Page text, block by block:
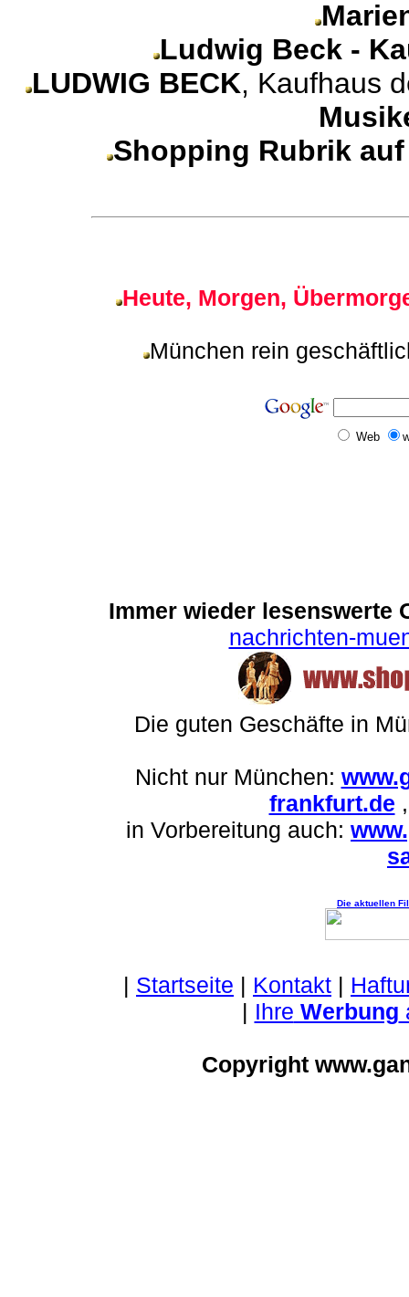
Ludwig Beck -
LUDWIG BECK, Kaufhaus
Shopping Rubrik
Heute, Morgen,
München rein
Web
Immer wieder lesenswerte
nachrichten-
Die guten Geschäfte in
Nicht nur München:
frankfurt.de
in Vorbereitung auch:
Die aktuellen
| Startseite | Kontakt |
| Ihre Werbung
Copyright